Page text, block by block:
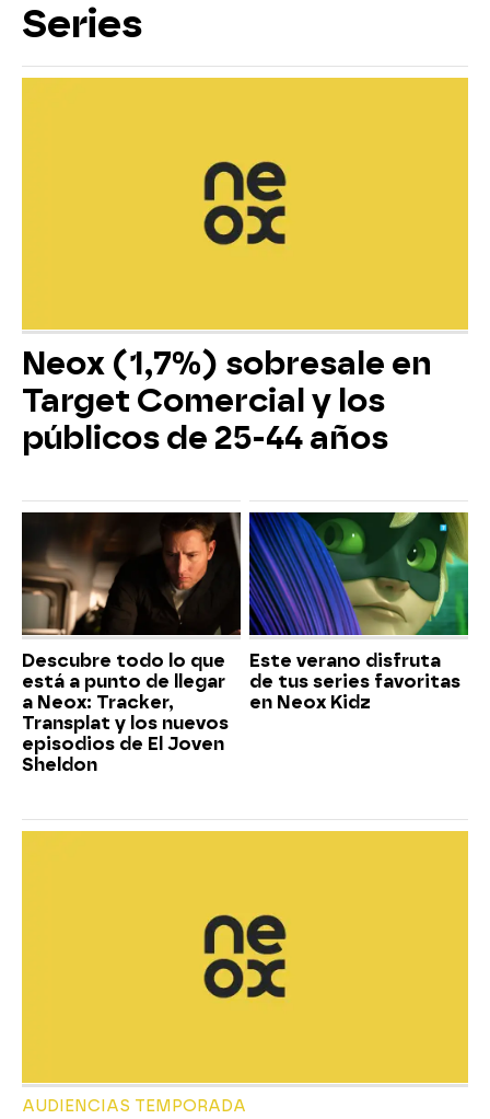
Series
Neox (1,7%) sobresale en
Target Comercial y los
públicos de 25-44 años
Descubre todo lo que
está a punto de llegar
a Neox: Tracker,
Transplat y los nuevos
episodios de El Joven
Sheldon
Este verano disfruta
de tus series favoritas
en Neox Kidz
AUDIENCIAS TEMPORADA